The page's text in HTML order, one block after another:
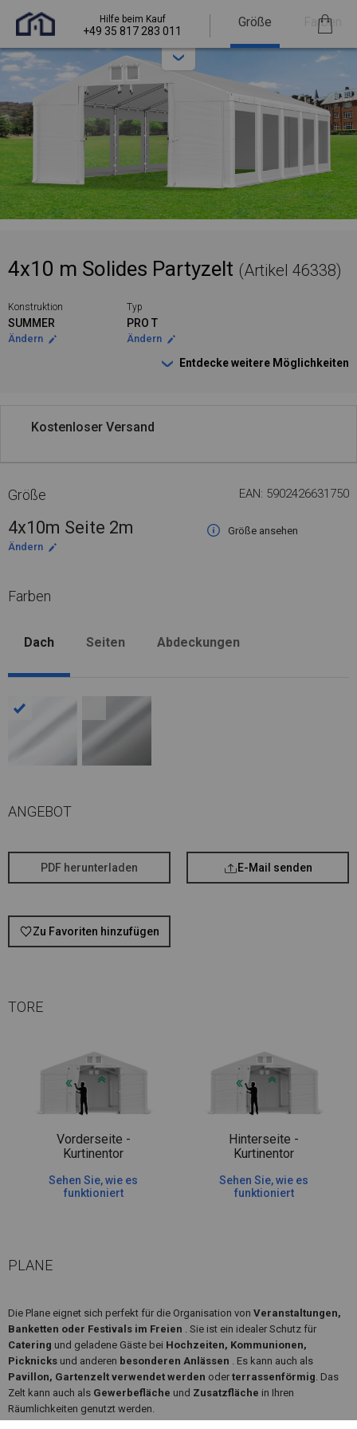
Hilfe beim Kauf
+49 35 817 283 011
Größe Farben
4x10 m Solides Partyzelt (Artikel 46338)
Konstruktion
SUMMER
Ändern
Typ
PRO T
Ändern
Entdecke weitere Möglichkeiten
Kostenloser Versand
Größe EAN: 5902426631750
4x10m Seite 2m
Größe ansehen
Ändern
Farben
Dach Seiten Abdeckungen
ANGEBOT
PDF herunterladen E-Mail senden
Zu Favoriten hinzufügen
TORE
Vorderseite -
Kurtinentor
Sehen Sie, wie es
funktioniert
Hinterseite -
Kurtinentor
Sehen Sie, wie es
funktioniert
PLANE
Die Plane eignet sich perfekt für die Organisation von Veranstaltungen,
Banketten oder Festivals im Freien . Sie ist ein idealer Schutz für
Catering und geladene Gäste bei Hochzeiten, Kommunionen,
Picknicks und anderen besonderen Anlässen . Es kann auch als
Pavillon, Gartenzelt verwendet werden oder terrassenförmig. Das
Zelt kann auch als Gewerbefläche und Zusatzfläche in Ihren
Räumlichkeiten genutzt werden.